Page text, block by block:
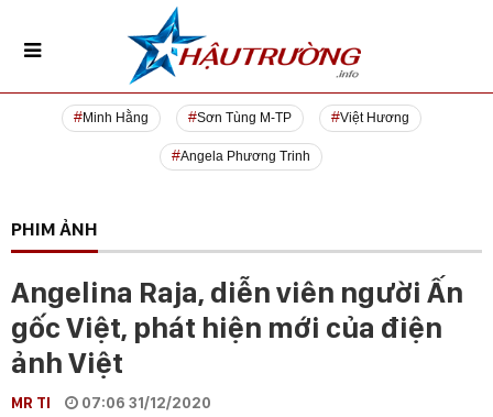
Minh Hằng Sơn Tùng M-TP Việt Hương
Angela Phương Trinh
PHIM ẢNH
Angelina Raja, diễn viên người Ấn
gốc Việt, phát hiện mới của điện
ảnh Việt
MR TI 07:06 31/12/2020